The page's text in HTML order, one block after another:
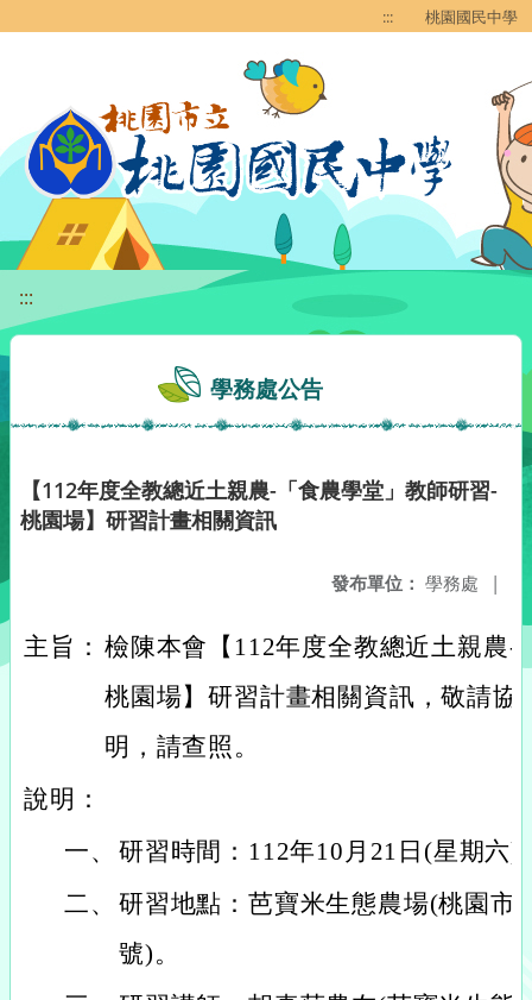
::: 桃園國民中學
:::
學務處公告
【112年度全教總近土親農-「食農學堂」教師研習-
桃園場】研習計畫相關資訊
發布單位： 學務處 |
主旨： 檢陳本會【112年度全教總近土親農-
桃園場】研習計畫相關資訊，敬請協
明，請查照。
說明：
一、 研習時間：112年10月21日(星期六
二、 研習地點：芭寶米生態農場(桃園市
號)。